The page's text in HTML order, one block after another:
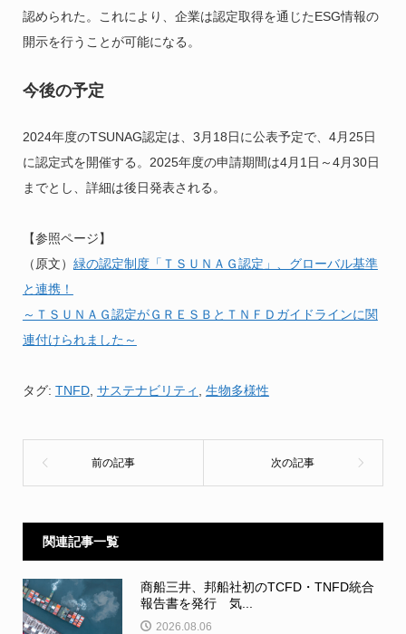
認められた。これにより、企業は認定取得を通じたESG情報の
開示を行うことが可能になる。
今後の予定
2024年度のTSUNAG認定は、3月18日に公表予定で、4月25日
に認定式を開催する。2025年度の申請期間は4月1日～4月30日
までとし、詳細は後日発表される。
【参照ページ】
（原文） 緑の認定制度「ＴＳＵＮＡＧ認定」、グローバル基準
と連携！
～ＴＳＵＮＡＧ認定がＧＲＥＳＢとＴＮＦＤガイドラインに関
連付けられました～
タグ: TNFD, サステナビリティ , 生物多様性
関連記事一覧
商船三井、邦船社初のTCFD・TNFD統合
報告書を発行 気...
2026.08.06